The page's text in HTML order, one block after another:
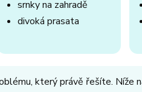
srnky na zahradě
divoká prasata
který právě řešíte. Níže